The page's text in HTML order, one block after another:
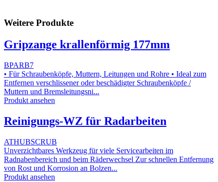
Weitere Produkte
Gripzange krallenförmig 177mm
BPARB7
• Für Schraubenköpfe, Muttern, Leitungen und Rohre • Ideal zum
Entfernen verschlissener oder beschädigter Schraubenköpfe /
Muttern und Bremsleitungsni...
Produkt ansehen
Reinigungs-WZ für Radarbeiten
ATHUBSCRUB
Unverzichtbares Werkzeug für viele Servicearbeiten im
Radnabenbereich und beim Räderwechsel Zur schnellen Entfernung
von Rost und Korrosion an Bolzen...
Produkt ansehen